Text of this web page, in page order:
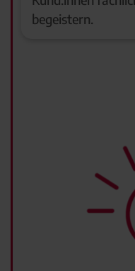
begeistern.